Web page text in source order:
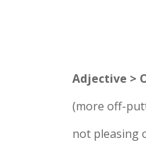
Adjective >
(more off-
not pleasing